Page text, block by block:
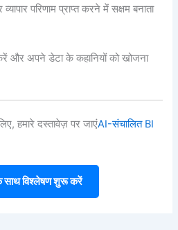
परिणाम प्राप्त करने में सक्षम बनाता
और अपने डेटा के कहानियों को खोजना
हमारे दस्तावेज़ पर जाएंAI-संचालित BI
साथ विश्लेषण शुरू करें